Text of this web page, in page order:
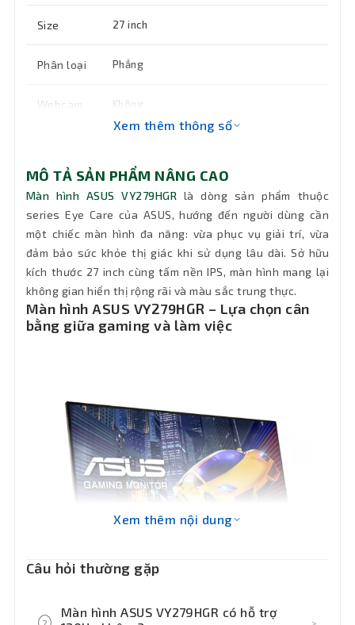
Size 27 inch
Phân loại Phẳng
Webcam Không
Độ tương
phản
1500:1
Cổng kết
nối
1 x HDMI, 1 x VGA
Màu sắc Đen
Phụ kiện
hiển thị
Góc nhìn 178º (Ngang) / 178º (Dọc)
Độ sáng 250cd/m2
Flicker-free, Low Blue Light, Adaptive-
Xem thêm thông số
MÔ TẢ SẢN PHẨM NÂNG CAO
Màn hình ASUS VY279HGR là dòng sản phẩm thuộc
series Eye Care của ASUS, hướng đến người dùng cần
một chiếc màn hình đa năng: vừa phục vụ giải trí, vừa
đảm bảo sức khỏe thị giác khi sử dụng lâu dài. Sở hữu
kích thước 27 inch cùng tấm nền IPS, màn hình mang lại
không gian hiển thị rộng rãi và màu sắc trung thực.
Màn hình ASUS VY279HGR – Lựa chọn cân
bằng giữa gaming và làm việc
Xem thêm nội dung
Câu hỏi thường gặp
?
Màn hình ASUS VY279HGR có hỗ trợ
>